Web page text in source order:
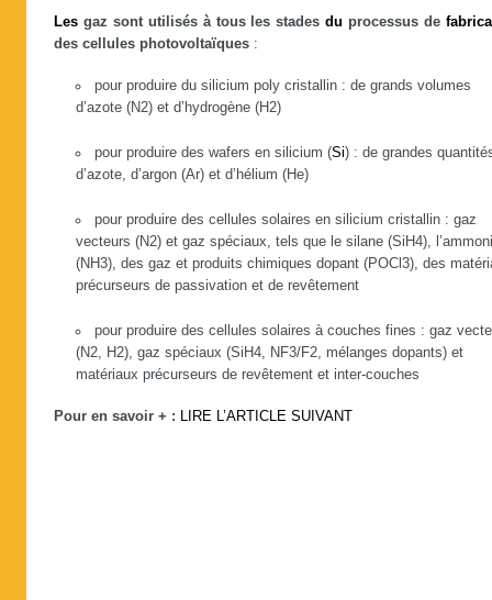
Les gaz sont utilisés à tous les stadesdu processus de
des cellules photovoltaïques :
pour produire du silicium poly cristallin : de grands volumes
d’azote (N2) et d’hydrogène (H2)
pour produire des wafers en silicium (Si) : de grandes
d’azote, d’argon (Ar) et d’hélium (He)
pour produire des cellules solaires en silicium cristallin : gaz
vecteurs (N2) et gaz spéciaux, tels que le silane (SiH4),
(NH3), des gaz et produits chimiques dopant (POCl3), des
précurseurs de passivation et de revêtement
pour produire des cellules solaires à couches fines : gaz
(N2, H2), gaz spéciaux (SiH4, NF3/F2, mélanges dopants) et
matériaux précurseurs de revêtement et inter-couches
Pour en savoir + : LIRE L’ARTICLE SUIVANT